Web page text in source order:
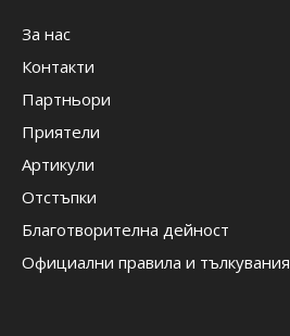
За нас
Контакти
Партньори
Приятели
Артикули
Отстъпки
Благотворителна дейност
Официални правила и тълкувания